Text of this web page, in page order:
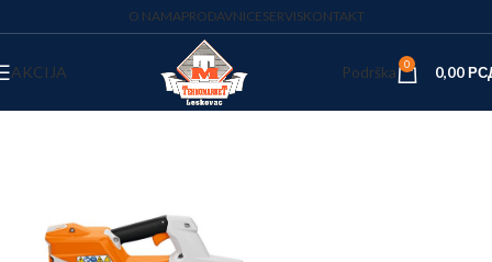
O NAMAPRODAVNICESERVISKONTAKT
AKCIJA Podrška 0 0,00